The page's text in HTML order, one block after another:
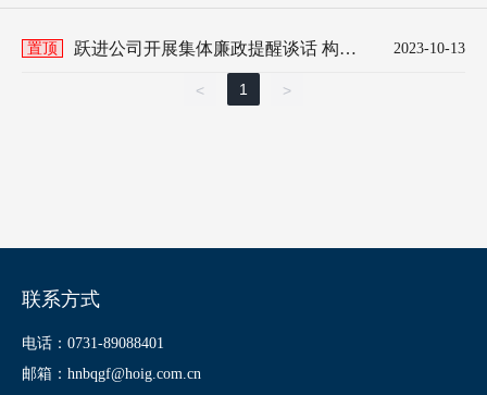
置顶
跃进公司开展集体廉政提醒谈话 构筑
2023-10-13
< 1 >
联系方式
电话：0731-89088401
邮箱：hnbqgf@hoig.com.cn